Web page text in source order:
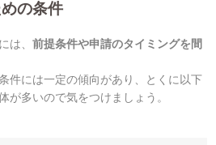
の条件
は、前提条件や申請のタイミングを間
件には一定の傾向があり、とくに以下
多いので気をつけましょう。